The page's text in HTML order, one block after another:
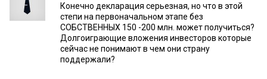
Конечно декларация серьезная, но что в этой
степи на первоначальном этапе без
СОБСТВЕННЫХ 150 -200 млн. может получиться?
Долгоиграющие вложения инвесторов которые
сейчас не понимают в чем они страну
поддержали?